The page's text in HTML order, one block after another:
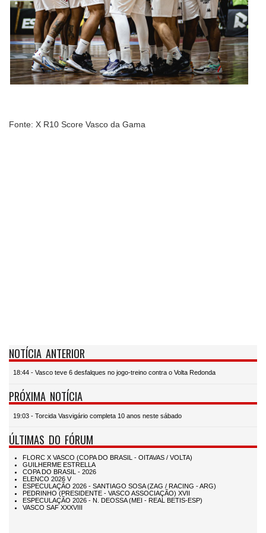
Fonte: X R10 Score Vasco da Gama
NOTÍCIA ANTERIOR
18:44 - Vasco teve 6 desfalques no jogo-treino contra o Volta Redonda
PRÓXIMA NOTÍCIA
19:03 - Torcida Vasvigário completa 10 anos neste sábado
ÚLTIMAS DO FÓRUM